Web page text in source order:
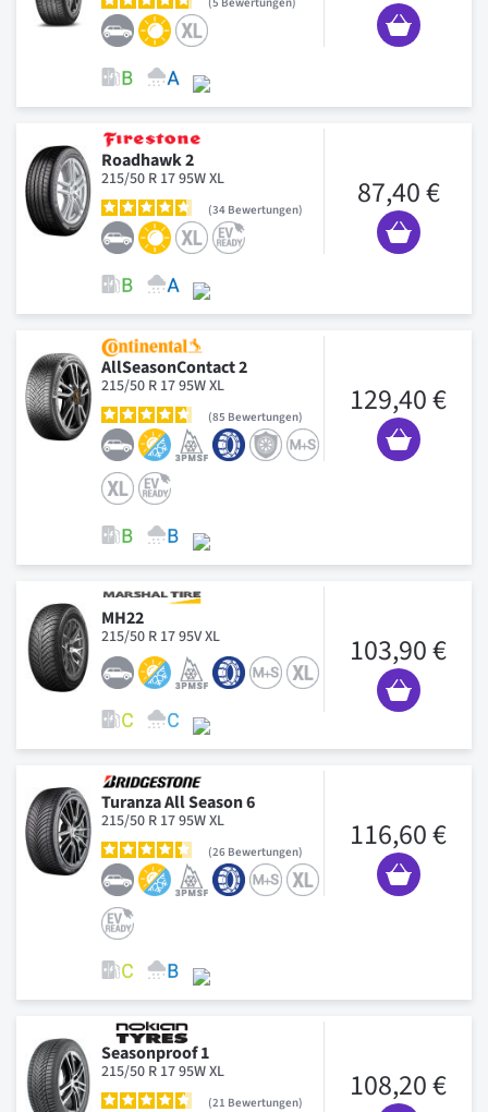
Roadhawk 2
215/50 R 17 95W XL
34 Bewertungen 87,40 €
AllSeasonContact 2
215/50 R 17 95W XL
85 Bewertungen 129,40 €
MH22
215/50 R 17 95V XL 103,90 €
Turanza All Season 6
215/50 R 17 95W XL
26 Bewertungen 116,60 €
Seasonproof 1
215/50 R 17 95W XL
21 Bewertungen 108,20 €